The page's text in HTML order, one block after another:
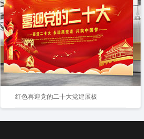
红色喜迎党的二十大党建展板